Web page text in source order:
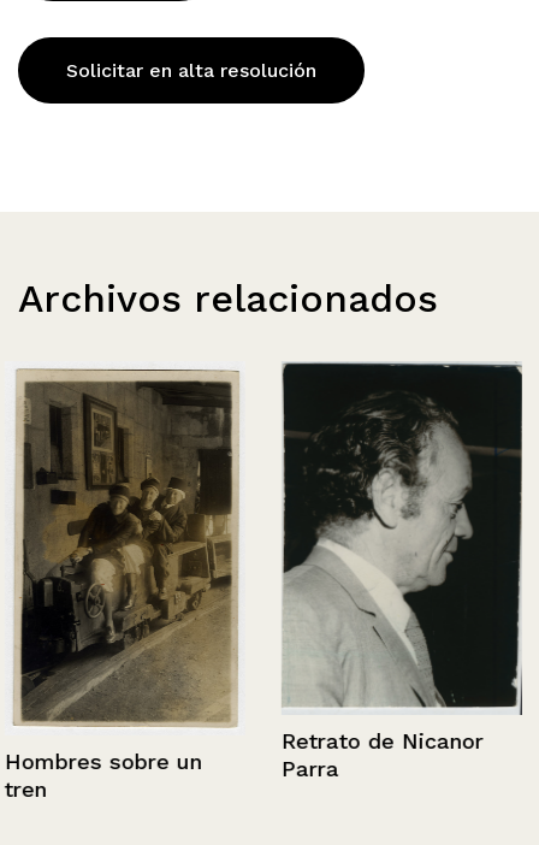
Solicitar en alta resolución
Archivos relacionados
Hombres sobre un
tren
Retrato de Nicanor
Parra